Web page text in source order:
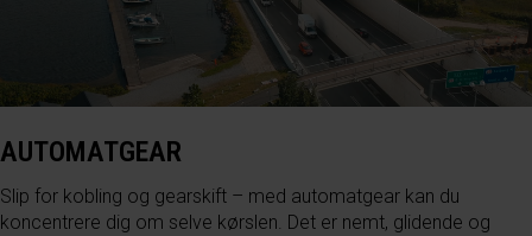
AUTOMATGEAR
Slip for kobling og gearskift – med automatgear kan du
koncentrere dig om selve kørslen. Det er nemt, glidende og